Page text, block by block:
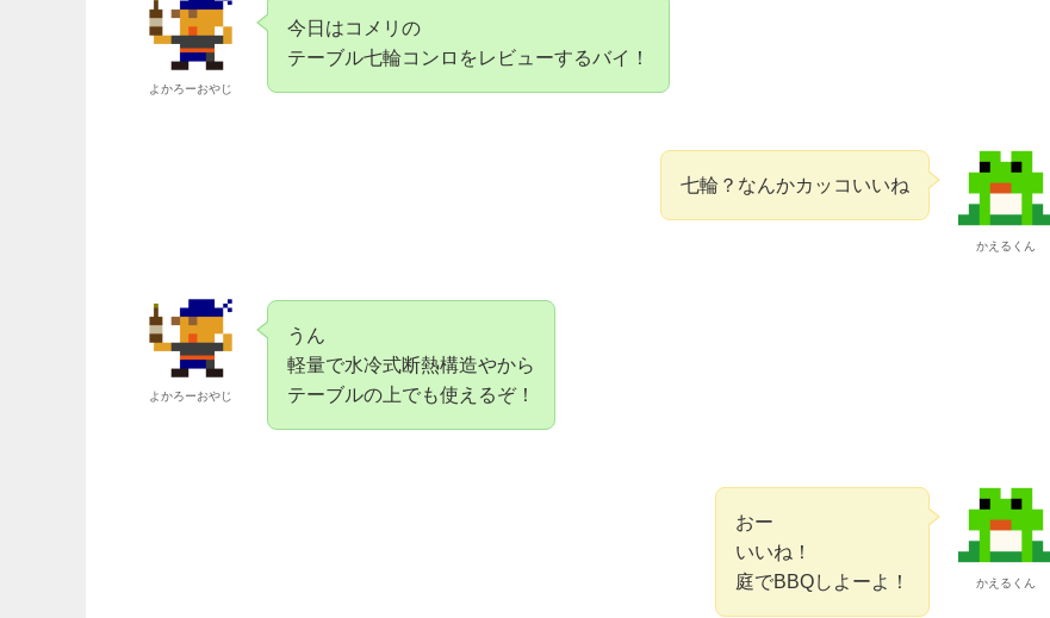
よかろーおやじ
今日はコメリの
テーブル七輪コンロをレビューするバイ！
かえるくん
七輪？なんかカッコいいね
よかろーおやじ
うん
軽量で水冷式断熱構造やから
テーブルの上でも使えるぞ！
かえるくん
おー
いいね！
庭でBBQしよーよ！